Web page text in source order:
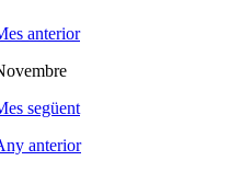
anterior
següent
anterior